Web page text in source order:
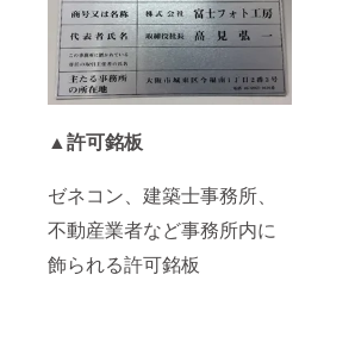
▲許可銘板
ゼネコン、建築士事務所、
不動産業者など事務所内に
飾られる許可銘板